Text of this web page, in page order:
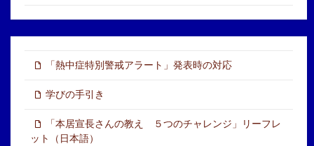
「熱中症特別警戒アラート」発表時の対応
学びの手引き
「本居宣長さんの教え ５つのチャレンジ」リーフレ
ット（日本語）